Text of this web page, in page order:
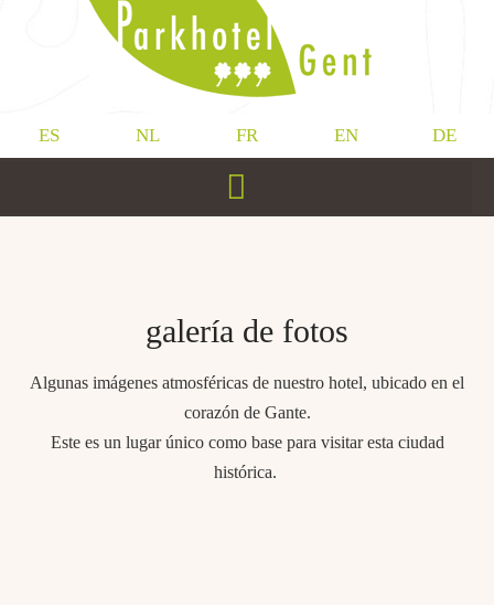
ES NL FR EN DE
galería de fotos
Algunas imágenes atmosféricas de nuestro hotel, ubicado en el
corazón de Gante.
Este es un lugar único como base para visitar esta ciudad
histórica.